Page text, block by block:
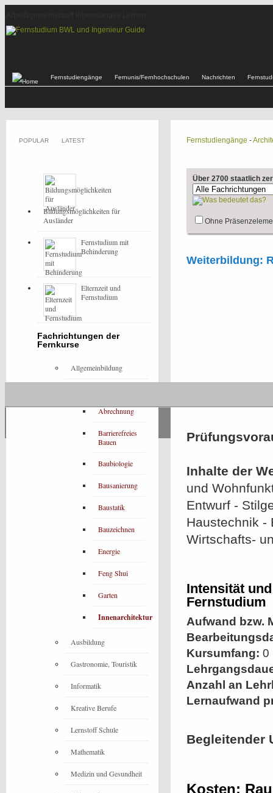
Fernstudiengänge Fernunis/Fernhochschulen Nachrichten
Fernstudiengänge -
Über 2700 staatlich
Ohne
Weiterbildung:
Inhalte der
und
Entwurf -
Haustechnik -
Wirtschafts-
Intensität
Fernstudium
Aufwand bzw.
Kursumfang: 0
Anzahl an
Lernaufwand
Begleitender
Kosten:
POPULAR LATEST
Bildungsmöglichkeiten für
Ausländer
Fernstudium mit
Behinderung
Elternzeit und
Fernstudium
Fachrichtungen der
Fernkurse
Allgemeinbildung
Abrechnung
Barrierefreies
Bauen
Baubiologie
Bausanierung
Baustatik
Bauzeichnen
Energie
Feng Shui
Garten
Innenarchitektur
Ausbildung
Gastronomie, Touristik
Informatik
Kreative Berufe
Lernstoff Schule
Mathematik
Medizin und Gesundheit